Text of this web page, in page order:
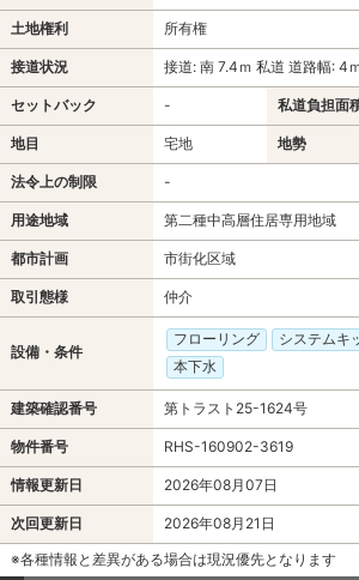
土地権利 所有権
接道状況 接道: 南 7.4ｍ 私道 道路幅: 4ｍ
セットバック - 私道負担面
地目 宅地 地勢
法令上の制限 -
用途地域 第二種中高層住居専用地域
都市計画 市街化区域
取引態様 仲介
設備・条件
フローリング システムキ
本下水
建築確認番号 第トラスト25-1624号
物件番号 RHS-160902-3619
情報更新日 2026年08月07日
次回更新日
2026年08月21日
※各種情報と差異がある場合は現況優先となります